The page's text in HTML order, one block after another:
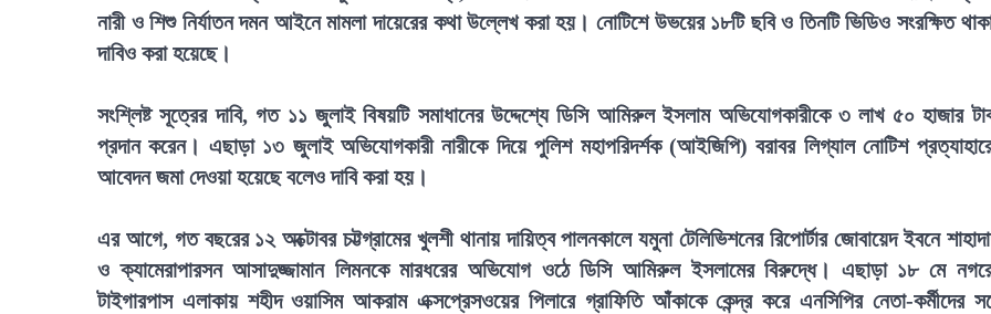
নারী ও শিশু নির্যাতন দমন আইনে মামলা দায়েরের কথা উল্লেখ করা হয়। নোটিশে উভয়ের ১৮টি ছবি ও তিনটি ভিডিও সংরক্ষিত
দাবিও করা হয়েছে।
সংশ্লিষ্ট সূত্রের দাবি, গত ১১ জুলাই বিষয়টি সমাধানের উদ্দেশ্যে ডিসি আমিরুল ইসলাম অভিযোগকারীকে ৩ লাখ ৫০ হাজার
প্রদান করেন। এছাড়া ১৩ জুলাই অভিযোগকারী নারীকে দিয়ে পুলিশ মহাপরিদর্শক (আইজিপি) বরাবর লিগ্যাল নোটিশ
আবেদন জমা দেওয়া হয়েছে বলেও দাবি করা হয়।
এর আগে, গত বছরের ১২ অক্টোবর চট্টগ্রামের খুলশী থানায় দায়িত্ব পালনকালে যমুনা টেলিভিশনের রিপোর্টার জোবায়েদ ইবনে
ও ক্যামেরাপারসন আসাদুজ্জামান লিমনকে মারধরের অভিযোগ ওঠে ডিসি আমিরুল ইসলামের বিরুদ্ধে। এছাড়া ১৮ মে
টাইগারপাস এলাকায় শহীদ ওয়াসিম আকরাম এক্সপ্রেসওয়ের পিলারে গ্রাফিতি আঁকাকে কেন্দ্র করে এনসিপির নেতা-কর্মীদের